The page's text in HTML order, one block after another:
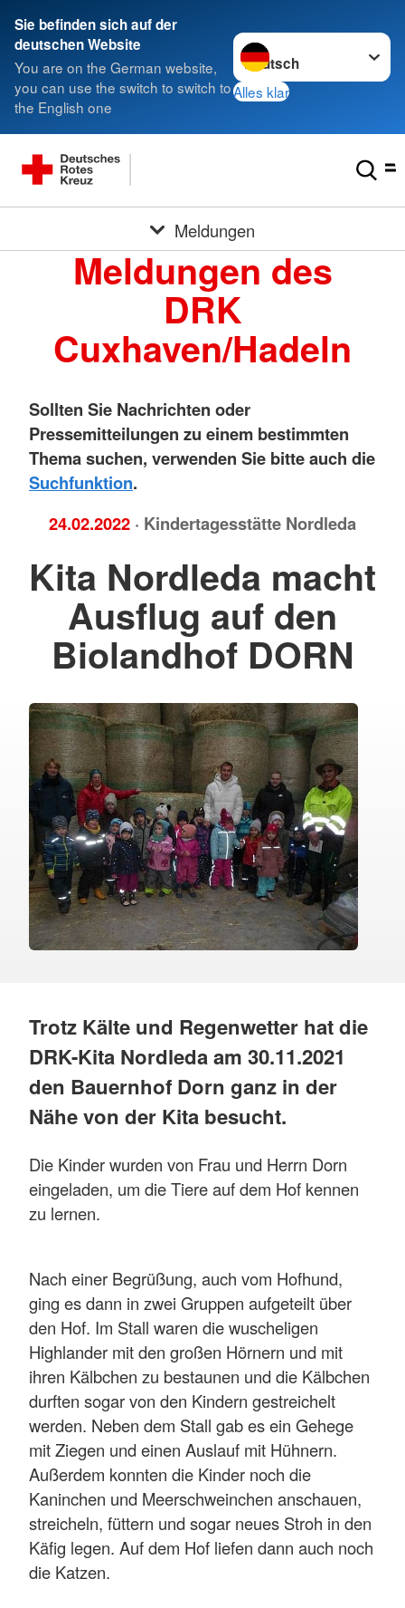
Sie befinden sich auf der
deutschen Website
You are on the German website,
you can use the switch to switch to
the English one
Sprache wechseln zu
Alles klar
Meldungen
Meldungen des
DRK
Cuxhaven/Hadeln
Sollten Sie Nachrichten oder
Pressemitteilungen zu einem bestimmten
Thema suchen, verwenden Sie bitte auch die
Suchfunktion.
24.02.2022 · Kindertagesstätte Nordleda
Kita Nordleda macht
Ausflug auf den
Biolandhof DORN
Trotz Kälte und Regenwetter hat die
DRK-Kita Nordleda am 30.11.2021
den Bauernhof Dorn ganz in der
Nähe von der Kita besucht.
Die Kinder wurden von Frau und Herrn Dorn
eingeladen, um die Tiere auf dem Hof kennen
zu lernen.
Nach einer Begrüßung, auch vom Hofhund,
ging es dann in zwei Gruppen aufgeteilt über
den Hof. Im Stall waren die wuscheligen
Highlander mit den großen Hörnern und mit
ihren Kälbchen zu bestaunen und die Kälbchen
durften sogar von den Kindern gestreichelt
werden. Neben dem Stall gab es ein Gehege
mit Ziegen und einen Auslauf mit Hühnern.
Außerdem konnten die Kinder noch die
Kaninchen und Meerschweinchen anschauen,
streicheln, füttern und sogar neues Stroh in den
Käfig legen. Auf dem Hof liefen dann auch noch
die Katzen.